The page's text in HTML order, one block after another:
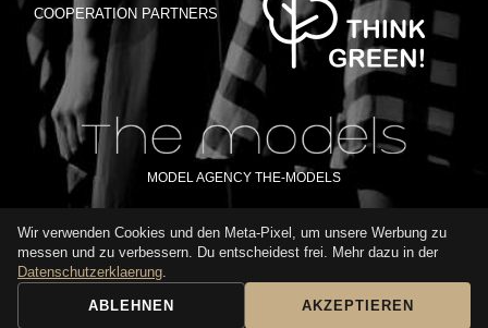
COOPERATION PARTNERS
MODEL AGENCY THE-MODELS
IMPRINT GTC PRIVACY POLICY TERMS OF USE FAQ
Wir verwenden Cookies und den Meta-Pixel, um unsere Werbung zu
messen und zu verbessern. Du entscheidest frei. Mehr dazu in der
Datenschutzerklaerung.
ABLEHNEN AKZEPTIEREN